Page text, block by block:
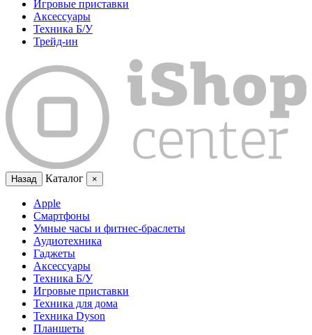
Игровые приставки
Аксессуары
Техника Б/У
Трейд-ин
Назад Каталог ×
Apple
Смартфоны
Умные часы и фитнес-браслеты
Аудиотехника
Гаджеты
Аксессуары
Техника Б/У
Игровые приставки
Техника для дома
Техника Dyson
Планшеты